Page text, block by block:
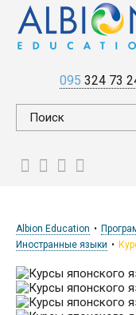
095 324 73
Albion Education
Иностранные языки